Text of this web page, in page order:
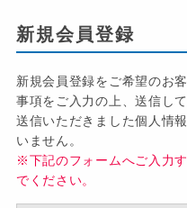
新規会員登録
新規会員登録をご希望のお
事項をご入力の上、送信して
送信いただきました個人情
いません。
※下記のフォームへご入力
でください。